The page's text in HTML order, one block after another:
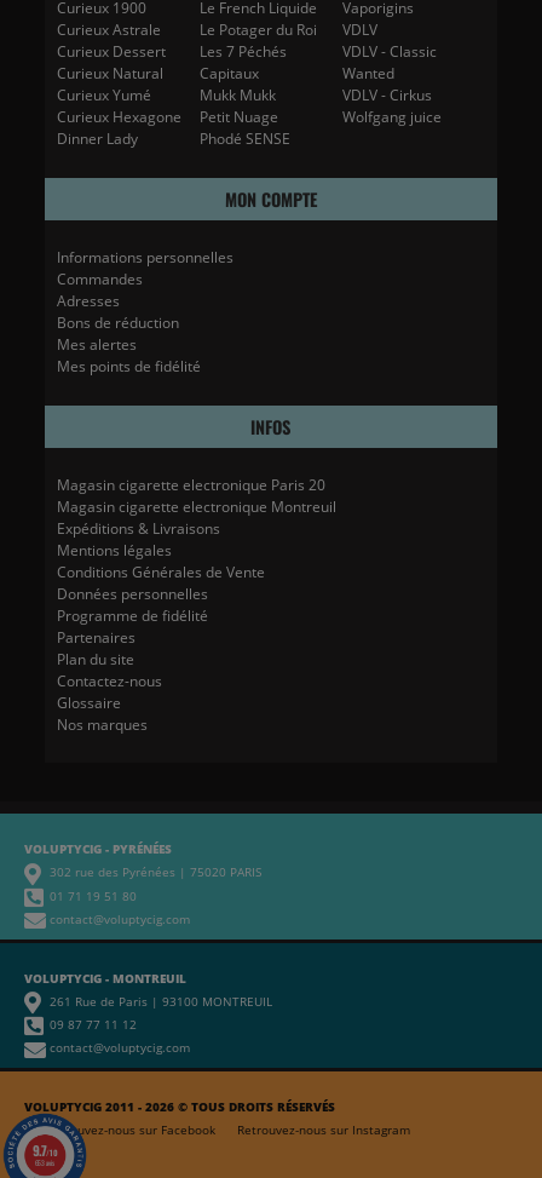
Curieux 1900
Curieux Astrale
Curieux Dessert
Curieux Natural
Curieux Yumé
Curieux Hexagone
Dinner Lady
Le French Liquide
Le Potager du Roi
Les 7 Péchés
Capitaux
Mukk Mukk
Petit Nuage
Phodé SENSE
Vaporigins
VDLV
VDLV - Classic
Wanted
VDLV - Cirkus
Wolfgang juice
MON COMPTE
Informations personnelles
Commandes
Adresses
Bons de réduction
Mes alertes
Mes points de fidélité
INFOS
Magasin cigarette electronique Paris 20
Magasin cigarette electronique Montreuil
Expéditions & Livraisons
Mentions légales
Conditions Générales de Vente
Données personnelles
Programme de fidélité
Partenaires
Plan du site
Contactez-nous
Glossaire
Nos marques
VOLUPTYCIG - PYRÉNÉES
302 rue des Pyrénées | 75020 PARIS
01 71 19 51 80
contact@voluptycig.com
VOLUPTYCIG 2011 - 2026 © TOUS DROITS RÉSERVÉS
Retrouvez-nous sur Facebook
Retrouvez-nous sur Instagram
VOLUPTYCIG - MONTREUIL
261 Rue de Paris | 93100 MONTREUIL
09 87 77 11 12
contact@voluptycig.com
9.7/10
653 avis